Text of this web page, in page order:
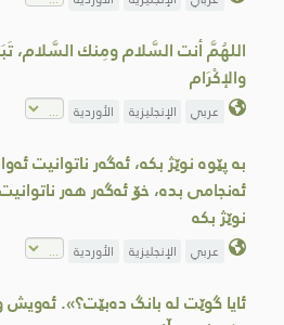
اللهُمَّ أنت السَّلام ومِنك السَّلام،
والإكْرَام
عربي الإنجليزية الأوردية
بە پێوە نوێژ بکە، ئەگەر ناتوانیت
ئەنجامی بدە، خۆ ئەگەر ھەر
نوێژ بکە
عربي الإنجليزية الأوردية
ئایا گوێت لە بانگ دەبێت؟».